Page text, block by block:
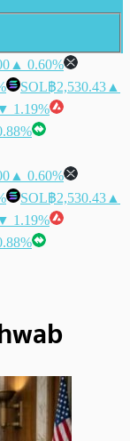
▲ 0.60%
SOL฿2,530.43 ▲
1.19%
▲ 0.60%
SOL฿2,530.43 ▲
1.19%